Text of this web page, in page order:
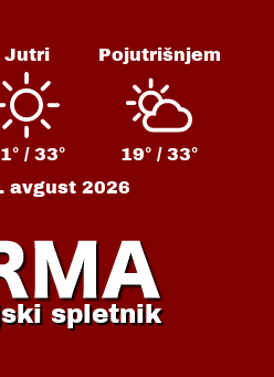
Jutri
/ 33°
Pojutrišnjem
19° / 33°
avgust 2026
spletnik